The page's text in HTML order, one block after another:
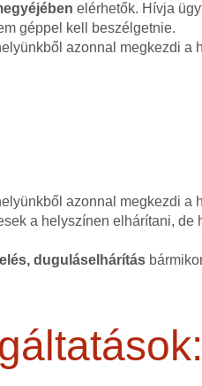
elérhetők. Hívja
géppel kell beszélgetnie.
azonnal megkezdi a
azonnal megkezdi a
a helyszínen elhárítani,
duguláselhárítás